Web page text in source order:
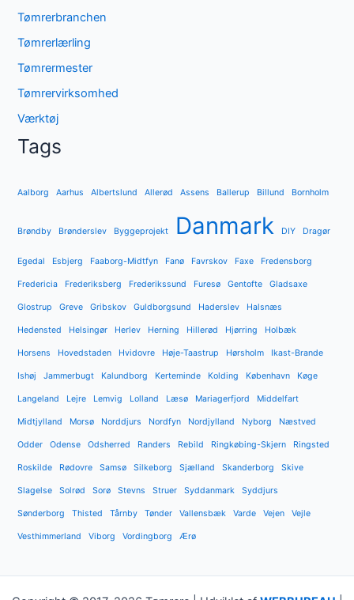
Tømrerbranchen
Tømrerlærling
Tømrermester
Tømrervirksomhed
Værktøj
Tags
Aalborg Aarhus Albertslund Allerød Assens Ballerup Billund Bornholm
Brøndby Brønderslev Byggeprojekt Danmark DIY Dragør
Egedal Esbjerg Faaborg-Midtfyn Fanø Favrskov Faxe Fredensborg
Fredericia Frederiksberg Frederikssund Furesø Gentofte Gladsaxe
Glostrup Greve Gribskov Guldborgsund Haderslev Halsnæs
Hedensted Helsingør Herlev Herning Hillerød Hjørring Holbæk
Horsens Hovedstaden Hvidovre Høje-Taastrup Hørsholm Ikast-Brande
Ishøj Jammerbugt Kalundborg Kerteminde Kolding København Køge
Langeland Lejre Lemvig Lolland Læsø Mariagerfjord Middelfart
Midtjylland Morsø Norddjurs Nordfyn Nordjylland Nyborg Næstved
Odder Odense Odsherred Randers Rebild Ringkøbing-Skjern Ringsted
Roskilde Rødovre Samsø Silkeborg Sjælland Skanderborg Skive
Slagelse Solrød Sorø Stevns Struer Syddanmark Syddjurs
Sønderborg Thisted Tårnby Tønder Vallensbæk Varde Vejen Vejle
Vesthimmerland Viborg Vordingborg Ærø